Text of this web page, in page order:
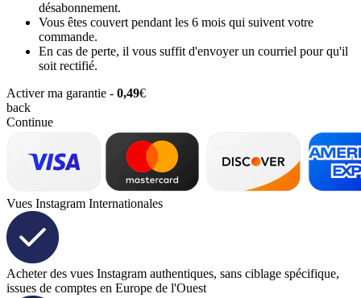
désabonnement.
Vous êtes couvert pendant les 6 mois qui suivent votre
commande.
En cas de perte, il vous suffit d'envoyer un courriel pour qu'il
soit rectifié.
Activer ma garantie - 0,49€
back
Continue
Vues Instagram Internationales
Acheter des vues Instagram authentiques, sans ciblage spécifique,
issues de comptes en Europe de l'Ouest